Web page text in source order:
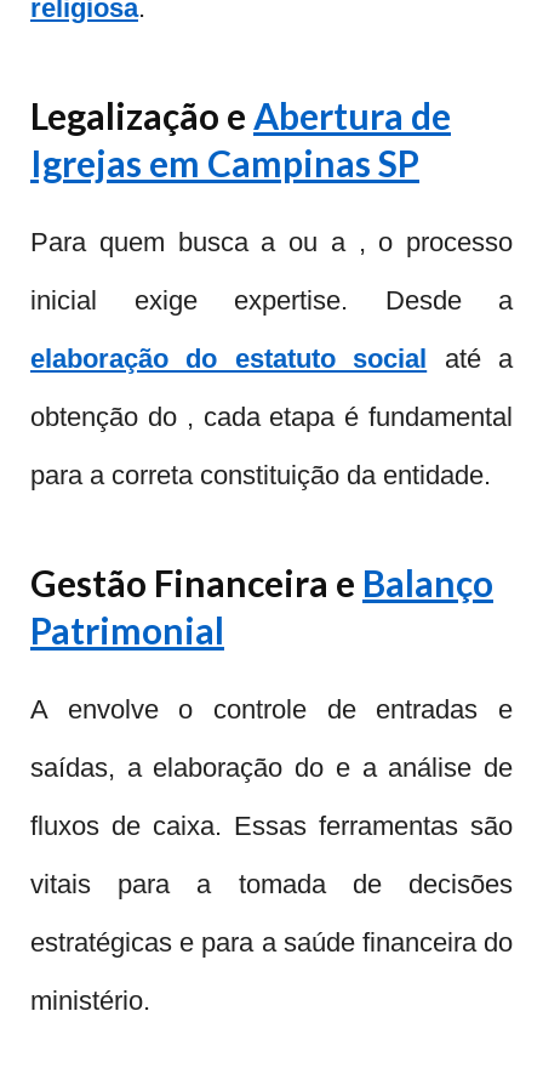
religiosa.
Legalização e Abertura de
Igrejas em Campinas SP
Para quem busca a ou a , o processo
inicial exige expertise. Desde a
elaboração do estatuto social até a
obtenção do , cada etapa é fundamental
para a correta constituição da entidade.
Gestão Financeira e Balanço
Patrimonial
A envolve o controle de entradas e
saídas, a elaboração do e a análise de
fluxos de caixa. Essas ferramentas são
vitais para a tomada de decisões
estratégicas e para a saúde financeira do
ministério.